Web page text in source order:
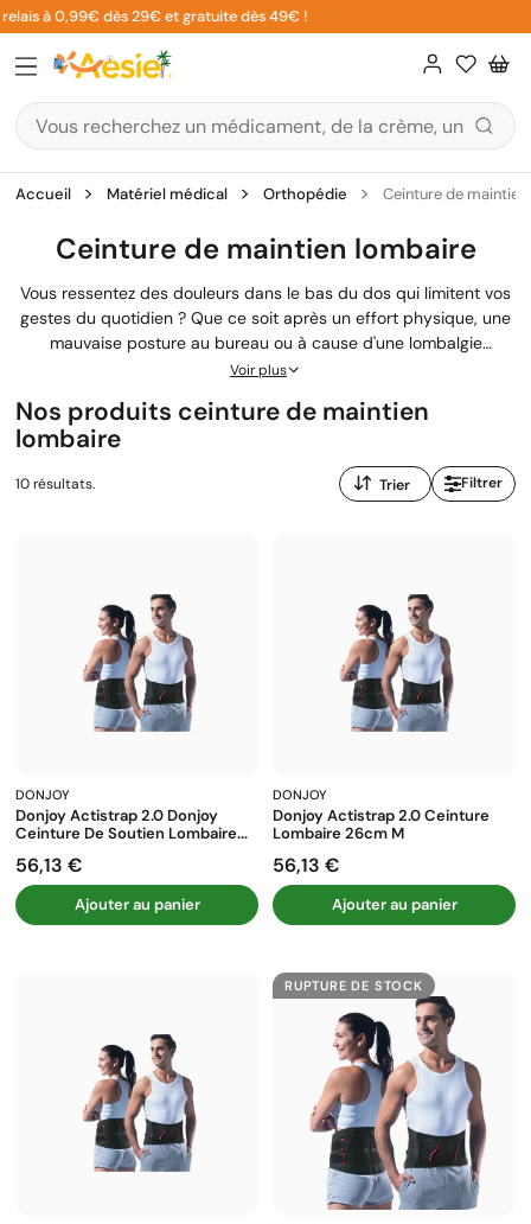
Aller
au
contenu
à 0,99€ dès 29€ et gratuite dès 49€ !
Accueil Matériel médical Orthopédie Ceinture de
Ceinture de maintien lombaire
Vous ressentez des douleurs dans le bas du dos qui limitent vos
gestes du quotidien ? Que ce soit après un effort physique, une
mauvaise posture au bureau ou à cause d'une lombalgie
chronique, une ceinture de maintien lombaire peut vous apporter
le rachis lombaire etsoulager la zone douloureuse, ces orthèses
existent en plusieurs modèles adaptés à chaque situation. Notre
équipe de pharmaciens vous accompagne pour choisir la
ceinture lombaire la mieux adaptée à votre morphologie et à vos
Voir plus
Nos produits ceinture de maintien
lombaire
10 résultats.
Trier
par
Filtrer
DONJOY
Donjoy Actistrap 2.0 Donjoy
Ceinture De Soutien Lombaire...
Prix
56,13 €
Ajouter au panier
DONJOY
Donjoy Actistrap 2.0 Ceinture
Lombaire 26cm M
Prix
56,13 €
Ajouter au panier
RUPTURE DE STOCK